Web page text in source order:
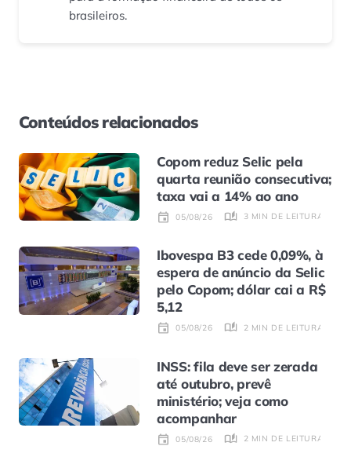
brasileiros.
Conteúdos relacionados
Copom reduz Selic pela
quarta reunião consecutiva;
taxa vai a 14% ao ano
05/08/26 3 MIN DE LEITURA
Ibovespa B3 cede 0,09%, à
espera de anúncio da Selic
pelo Copom; dólar cai a R$
5,12
05/08/26 2 MIN DE LEITURA
INSS: fila deve ser zerada
até outubro, prevê
ministério; veja como
acompanhar
05/08/26 2 MIN DE LEITURA